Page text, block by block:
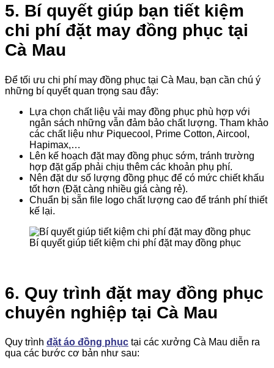
5. Bí quyết giúp bạn tiết kiệm
chi phí đặt may đồng phục tại
Cà Mau
Để tối ưu chi phí may đồng phục tại Cà Mau, bạn cần chú ý
những bí quyết quan trọng sau đây:
Lựa chọn chất liệu vải may đồng phục phù hợp với
ngân sách những vẫn đảm bảo chất lượng. Tham khảo
các chất liệu như Piquecool, Prime Cotton, Aircool,
Hapimax,…
Lên kế hoạch đặt may đồng phục sớm, tránh trường
hợp đặt gấp phải chịu thêm các khoản phụ phí.
Nên đặt dư số lượng đồng phục để có mức chiết khấu
tốt hơn (Đặt càng nhiều giá càng rẻ).
Chuẩn bị sẵn file logo chất lượng cao để tránh phí thiết
kế lại.
Bí quyết giúp tiết kiệm chi phí đặt may đồng phục
6. Quy trình đặt may đồng phục
chuyên nghiệp tại Cà Mau
Quy trình đặt áo đồng phục tại các xưởng Cà Mau diễn ra
qua các bước cơ bản như sau: